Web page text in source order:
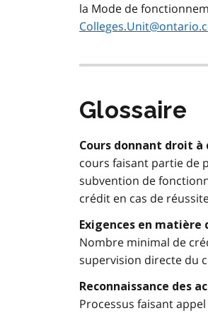
la Mode de
Glossaire
Cours donnant droit à
cours faisant partie de
subvention de
crédit en cas de
Exigences en matière
Nombre minimal de
supervision directe du
Reconnaissance des
Processus faisant